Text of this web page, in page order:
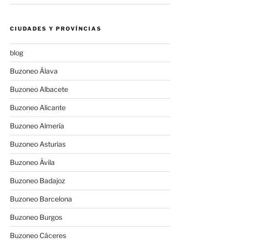
CIUDADES Y PROVÍNCIAS
blog
Buzoneo Álava
Buzoneo Albacete
Buzoneo Alicante
Buzoneo Almería
Buzoneo Asturias
Buzoneo Ávila
Buzoneo Badajoz
Buzoneo Barcelona
Buzoneo Burgos
Buzoneo Cáceres